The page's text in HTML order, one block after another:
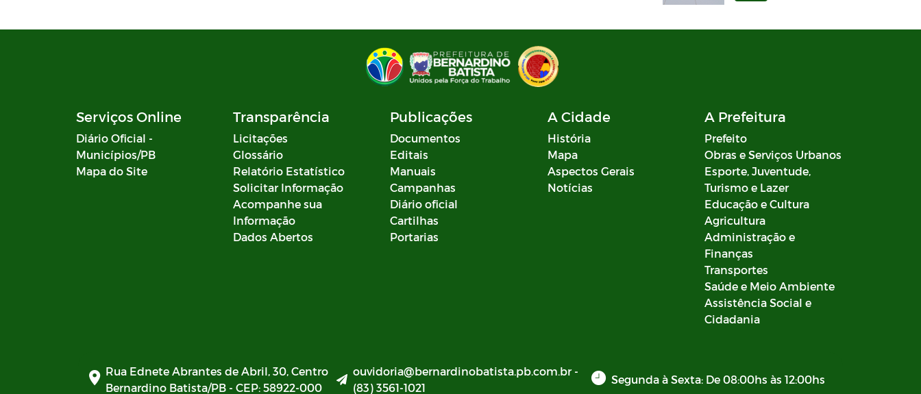
Serviços Online
Diário Oficial -
Municípios/PB
Mapa do Site
Transparência
Licitações
Glossário
Relatório Estatístico
Solicitar Informação
Acompanhe sua
Informação
Dados Abertos
Publicações
Documentos
Editais
Manuais
Campanhas
Diário oficial
Cartilhas
Portarias
A Cidade
História
Mapa
Aspectos Gerais
Notícias
A Prefeitura
Prefeito
Obras e Serviços Urbanos
Esporte, Juventude,
Turismo e Lazer
Educação e Cultura
Agricultura
Administração e
Finanças
Transportes
Saúde e Meio Ambiente
Assistência Social e
Cidadania
Rua Ednete Abrantes de Abril, 30, Centro
Bernardino Batista/PB - CEP: 58922-000
ouvidoria@bernardinobatista.pb.com.br -
(83) 3561-1021
Segunda à Sexta: De 08:00hs às 12:00hs